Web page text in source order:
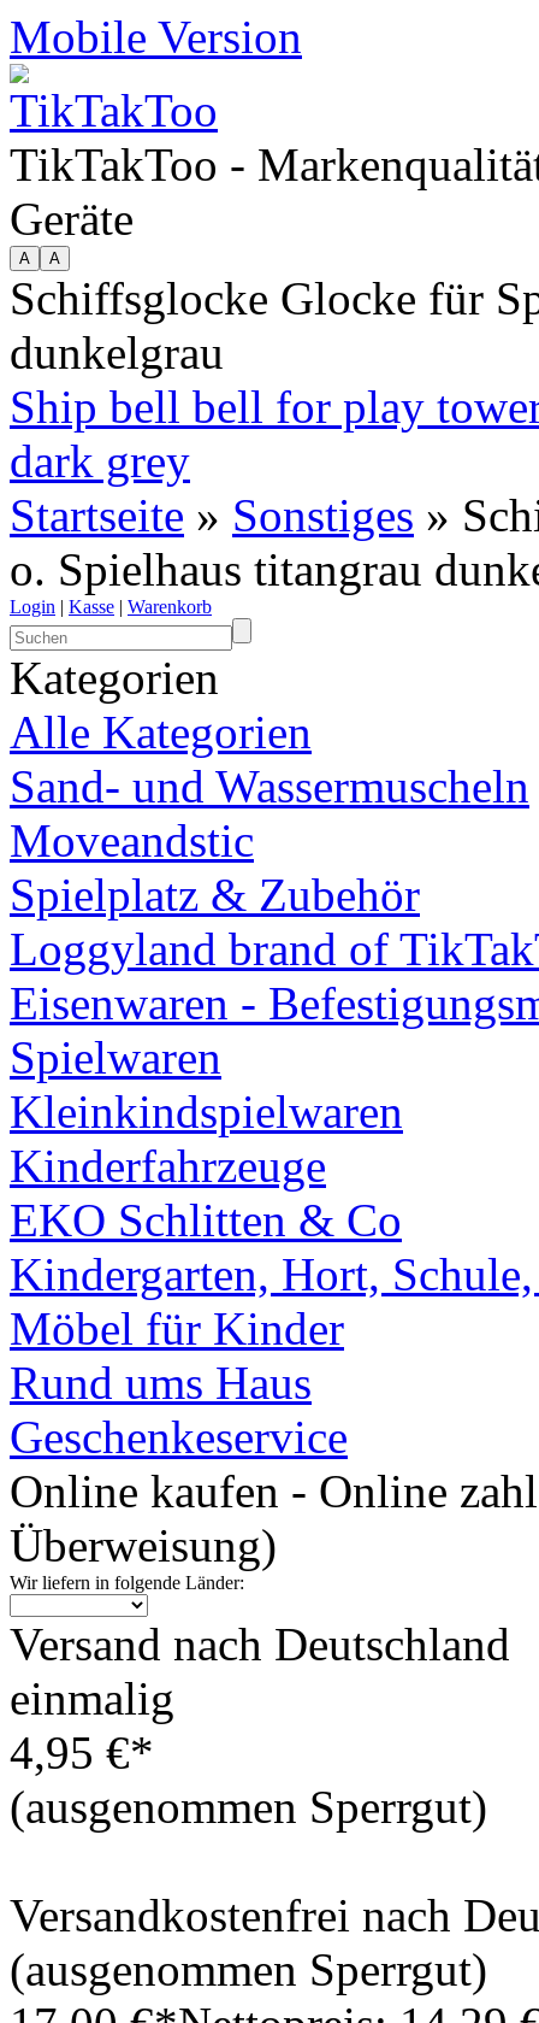
Mobile Version
TikTakToo -
Geräte
Schiffsglocke Glocke für
dunkelgrau
Ship bell bell for play
dark grey
Startseite » Sonstiges »
o. Spielhaus titangrau
Login | Kasse | Warenkorb
Kategorien
Alle Kategorien
Sand- und Wassermuscheln
Moveandstic
Spielplatz & Zubehör
Loggyland brand of
Eisenwaren -
Spielwaren
Kleinkindspielwaren
Kinderfahrzeuge
EKO Schlitten & Co
Kindergarten, Hort,
Möbel für Kinder
Rund ums Haus
Geschenkeservice
Online kaufen - Online
Überweisung)
Wir liefern in folgende Länder:
Versand nach Deutschland
einmalig
4,95 €*
(ausgenommen Sperrgut)
Versandkostenfrei nach
(ausgenommen Sperrgut)